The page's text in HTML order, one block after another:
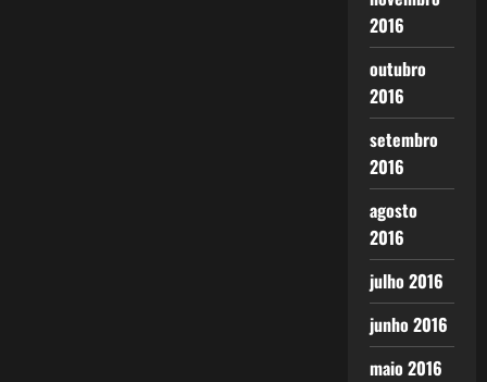
2016
outubro
2016
setembro
2016
agosto
2016
julho 2016
junho 2016
maio 2016